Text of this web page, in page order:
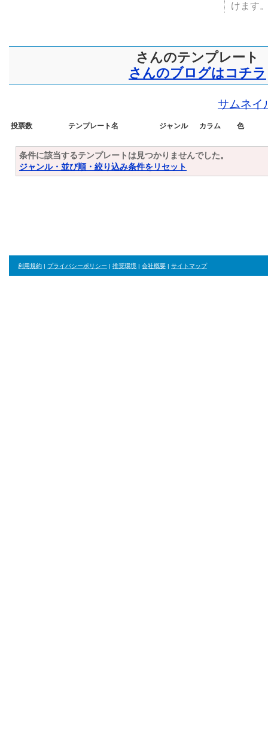
けます
さんのテンプレート
さんのブログはコチラ
サムネイ
投票数 テンプレート名 ジャンル カラム 色
条件に該当するテンプレートは見つかりませんでした。
ジャンル・並び順・絞り込み条件をリセット
利用規約 | プライバシーポリシー | 推奨環境 | 会社概要 | サイトマップ